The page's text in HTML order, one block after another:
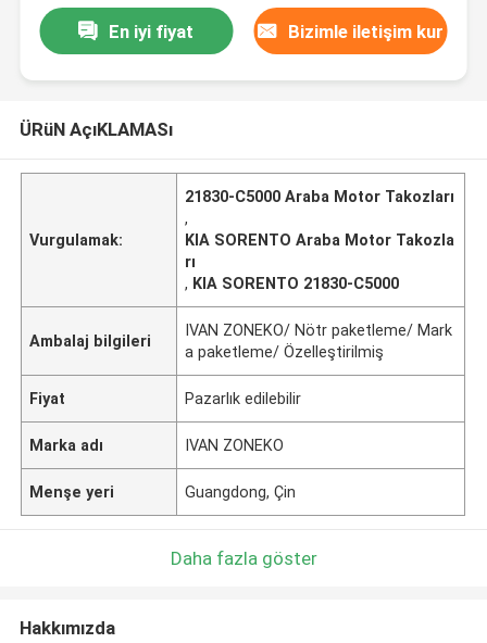
En iyi fiyat Bizimle iletişim kur
ÜRüN AçıKLAMASı
Vurgulamak:
21830-C5000 Araba Motor Takozları
,
KIA SORENTO Araba Motor Takozla
rı
, KIA SORENTO 21830-C5000
Ambalaj bilgileri
IVAN ZONEKO/ Nötr paketleme/ Mark
a paketleme/ Özelleştirilmiş
Fiyat Pazarlık edilebilir
Marka adı IVAN ZONEKO
Menşe yeri Guangdong, Çin
Daha fazla göster
Hakkımızda